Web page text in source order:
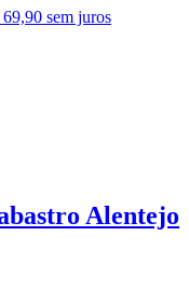
sem juros
Alentejo